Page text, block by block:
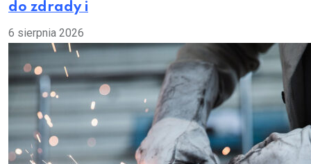
do zdrady i
6 sierpnia 2026